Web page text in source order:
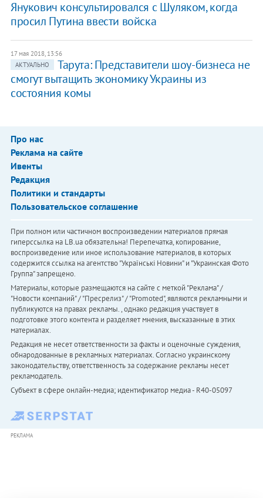
Янукович консультировался с Шуляком, когда
просил Путина ввести войска
17 мая 2018, 13:56
АКТУАЛЬНО
Тарута: Представители шоу-бизнеса не
смогут вытащить экономику Украины из
состояния комы
Про нас
Реклама на сайте
Ивенты
Редакция
Политики и стандарты
Пользовательское соглашение
При полном или частичном воспроизведении материалов прямая
гиперссылка на LB.ua обязательна! Перепечатка, копирование,
воспроизведение или иное использование материалов, в которых
содержится ссылка на агентство "Українськi Новини" и "Украинская Фото
Группа" запрещено.
Материалы, которые размещаются на сайте с меткой "Реклама" /
"Новости компаний" / "Пресрелиз" / "Promoted", являются рекламными и
публикуются на правах рекламы. , однако редакция участвует в
подготовке этого контента и разделяет мнения, высказанные в этих
материалах.
Редакция не несет ответственности за факты и оценочные суждения,
обнародованные в рекламных материалах. Согласно украинскому
законодательству, ответственность за содержание рекламы несет
рекламодатель.
Субъект в сфере онлайн-медиа; идентификатор медиа - R40-05097
РЕКЛАМА